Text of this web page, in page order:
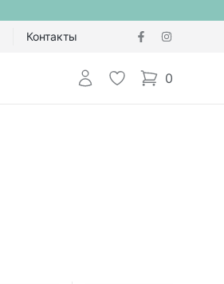
Контакты
Авторизоваться
Избранное
0
items in cart,